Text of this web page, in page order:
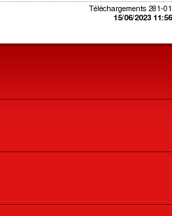
Téléchargements 281-01
15/06/2023 11:56